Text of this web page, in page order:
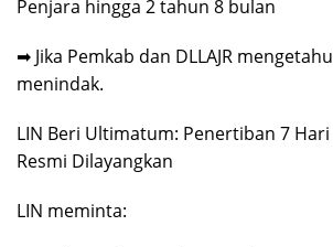
Penjara hingga 2 tahun 8 bulan
➡ Jika Pemkab dan DLLAJR
menindak.
LIN Beri Ultimatum: Penertiban 7
Resmi Dilayangkan
LIN meminta: